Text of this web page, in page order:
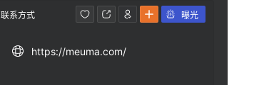
联系方式
https://meuma.com/
曝光